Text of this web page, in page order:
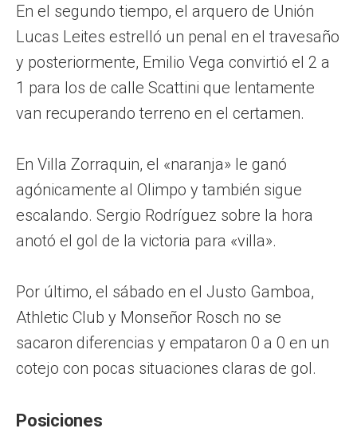
En el segundo tiempo, el arquero de Unión
Lucas Leites estrelló un penal en el travesaño
y posteriormente, Emilio Vega convirtió el 2 a
1 para los de calle Scattini que lentamente
van recuperando terreno en el certamen.
En Villa Zorraquin, el «naranja» le ganó
agónicamente al Olimpo y también sigue
escalando. Sergio Rodríguez sobre la hora
anotó el gol de la victoria para «villa».
Por último, el sábado en el Justo Gamboa,
Athletic Club y Monseñor Rosch no se
sacaron diferencias y empataron 0 a 0 en un
cotejo con pocas situaciones claras de gol.
Posiciones